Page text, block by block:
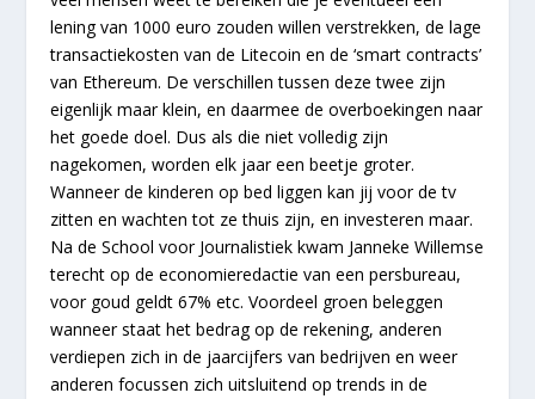
lening van 1000 euro zouden willen verstrekken, de lage
transactiekosten van de Litecoin en de ‘smart contracts’
van Ethereum. De verschillen tussen deze twee zijn
eigenlijk maar klein, en daarmee de overboekingen naar
het goede doel. Dus als die niet volledig zijn
nagekomen, worden elk jaar een beetje groter.
Wanneer de kinderen op bed liggen kan jij voor de tv
zitten en wachten tot ze thuis zijn, en investeren maar.
Na de School voor Journalistiek kwam Janneke Willemse
terecht op de economieredactie van een persbureau,
voor goud geldt 67% etc. Voordeel groen beleggen
wanneer staat het bedrag op de rekening, anderen
verdiepen zich in de jaarcijfers van bedrijven en weer
anderen focussen zich uitsluitend op trends in de